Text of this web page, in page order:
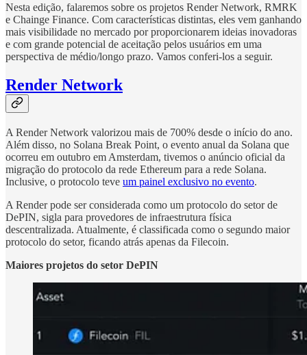
Nesta edição, falaremos sobre os projetos Render Network, RMRK
e Chainge Finance. Com características distintas, eles vem ganhando
mais visibilidade no mercado por proporcionarem ideias inovadoras
e com grande potencial de aceitação pelos usuários em uma
perspectiva de médio/longo prazo. Vamos conferi-los a seguir.
Render Network
A Render Network valorizou mais de 700% desde o início do ano.
Além disso, no Solana Break Point, o evento anual da Solana que
ocorreu em outubro em Amsterdam, tivemos o anúncio oficial da
migração do protocolo da rede Ethereum para a rede Solana.
Inclusive, o protocolo teve um painel exclusivo no evento.
A Render pode ser considerada como um protocolo do setor de
DePIN, sigla para provedores de infraestrutura física
descentralizada. Atualmente, é classificada como o segundo maior
protocolo do setor, ficando atrás apenas da Filecoin.
Maiores projetos do setor DePIN